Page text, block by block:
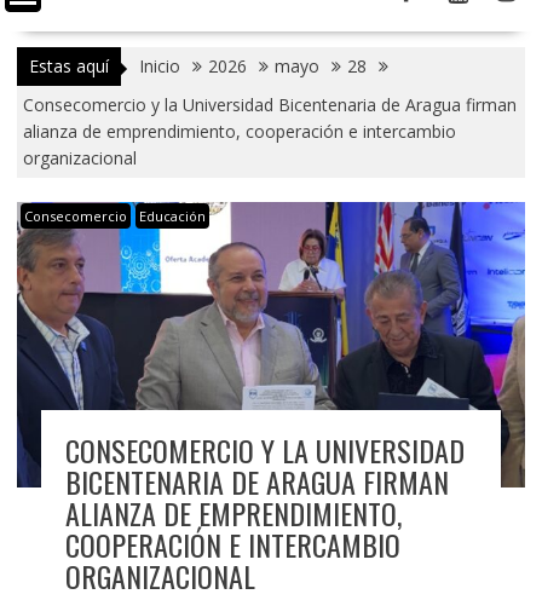
Estas aquí Inicio 2026 mayo
28
Consecomercio y la Universidad Bicentenaria de Aragua firman
alianza de emprendimiento, cooperación e intercambio
organizacional
Consecomercio Educación
CONSECOMERCIO Y LA UNIVERSIDAD
BICENTENARIA DE ARAGUA FIRMAN
ALIANZA DE EMPRENDIMIENTO,
COOPERACIÓN E INTERCAMBIO
ORGANIZACIONAL